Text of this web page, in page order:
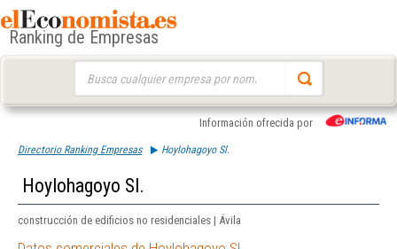
Ranking de Empresas
Información ofrecida por
Directorio Ranking Empresas Hoylohagoyo Sl.
Hoylohagoyo Sl.
construcción de edificios no residenciales | Ávila